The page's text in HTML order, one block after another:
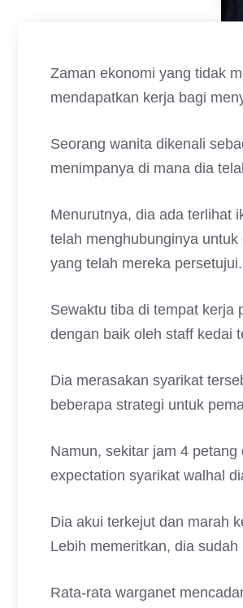
Zaman ekonomi yang tidak
mendapatkan kerja bagi
Seorang wanita dikenali
menimpanya di mana dia
Menurutnya, dia ada terlihat
telah menghubunginya
yang telah mereka persetujui.
Sewaktu tiba di tempat kerja
dengan baik oleh staff kedai
Dia merasakan syarikat
beberapa strategi untuk
Namun, sekitar jam 4
expectation syarikat walhal
Dia akui terkejut dan marah
Lebih memeritkan, dia
Rata-rata warganet